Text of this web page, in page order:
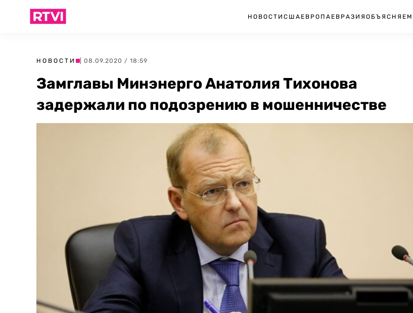
НОВОСТИ США ЕВРОПА ЕВРАЗИЯ ОБЪЯСНЯЕМ
НОВОСТИ | 08.09.2020 / 18:59
Замглавы Минэнерго Анатолия Тихонова
задержали по подозрению в мошенничестве